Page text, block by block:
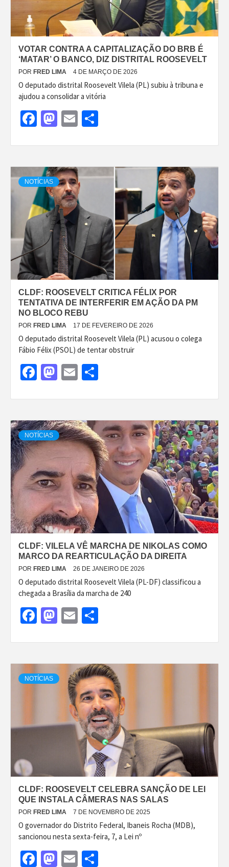
VOTAR CONTRA A CAPITALIZAÇÃO DO BRB É
‘MATAR’ O BANCO, DIZ DISTRITAL ROOSEVELT
POR FRED LIMA 4 DE MARÇO DE 2026
O deputado distrital Roosevelt Vilela (PL) subiu à tribuna e
ajudou a consolidar a vitória
Facebook
Mastodon
Email
NOTÍCIAS
CLDF: ROOSEVELT CRITICA FÉLIX POR
TENTATIVA DE INTERFERIR EM AÇÃO DA PM
NO BLOCO REBU
POR FRED LIMA 17 DE FEVEREIRO DE 2026
O deputado distrital Roosevelt Vilela (PL) acusou o colega
Fábio Félix (PSOL) de tentar obstruir
Facebook
Mastodon
Email
NOTÍCIAS
CLDF: VILELA VÊ MARCHA DE NIKOLAS COMO
MARCO DA REARTICULAÇÃO DA DIREITA
POR FRED LIMA 26 DE JANEIRO DE 2026
O deputado distrital Roosevelt Vilela (PL-DF) classificou a
chegada a Brasília da marcha de 240
Facebook
Mastodon
Email
NOTÍCIAS
CLDF: ROOSEVELT CELEBRA SANÇÃO DE LEI
QUE INSTALA CÂMERAS NAS SALAS
POR FRED LIMA 7 DE NOVEMBRO DE 2025
O governador do Distrito Federal, Ibaneis Rocha (MDB),
sancionou nesta sexta-feira, 7, a Lei nº
Facebook
Mastodon
Email